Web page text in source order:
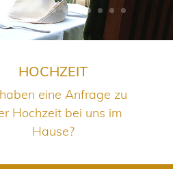
HOCHZEIT
eine Anfrage zu
Hochzeit bei uns im
Hause?